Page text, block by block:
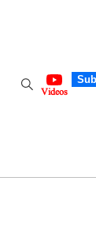
Videos